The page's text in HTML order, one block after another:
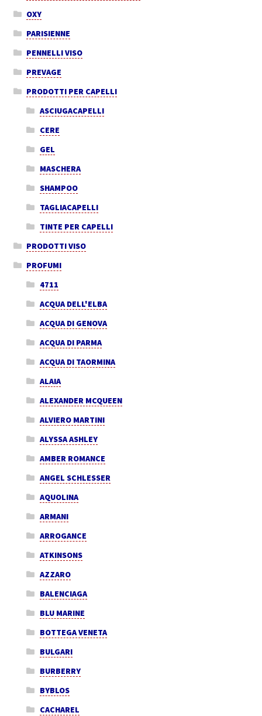
OXY
PARISIENNE
PENNELLI VISO
PREVAGE
PRODOTTI PER CAPELLI
ASCIUGACAPELLI
CERE
GEL
MASCHERA
SHAMPOO
TAGLIACAPELLI
TINTE PER CAPELLI
PRODOTTI VISO
PROFUMI
4711
ACQUA DELL'ELBA
ACQUA DI GENOVA
ACQUA DI PARMA
ACQUA DI TAORMINA
ALAIA
ALEXANDER MCQUEEN
ALVIERO MARTINI
ALYSSA ASHLEY
AMBER ROMANCE
ANGEL SCHLESSER
AQUOLINA
ARMANI
ARROGANCE
ATKINSONS
AZZARO
BALENCIAGA
BLU MARINE
BOTTEGA VENETA
BULGARI
BURBERRY
BYBLOS
CACHAREL